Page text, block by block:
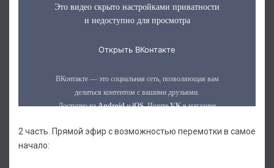
2 часть. Прямой эфир с возможностью перемотки в самое
начало: